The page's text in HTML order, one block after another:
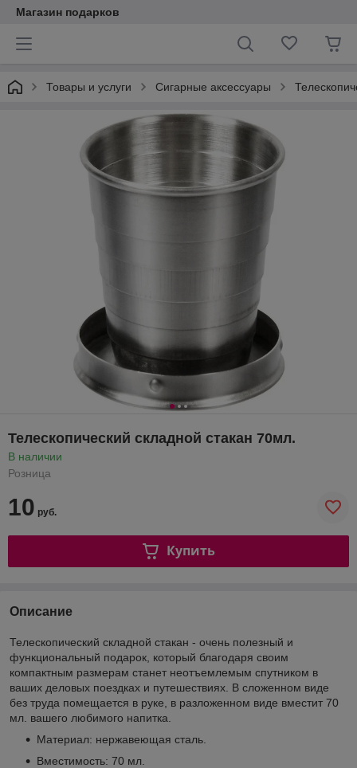
Магазин подарков
Товары и услуги Сигарные аксессуары
Телескопический складной стакан 70мл.
В наличии
Розница
10 руб.
Купить
Описание
Телескопический складной стакан - очень полезный и
функциональный подарок, который благодаря своим
компактным размерам станет неотъемлемым спутником в
ваших деловых поездках и путешествиях. В сложенном виде
без труда помещается в руке, в разложенном виде вместит 70
мл. вашего любимого напитка.
Материал: нержавеющая сталь.
Вместимость: 70 мл.